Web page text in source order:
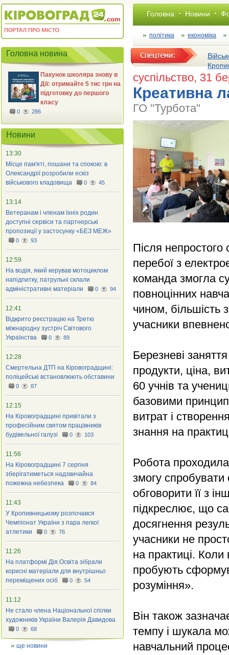
Головна Новини
політика економіка
суспільство, 31
Креативна
ГО "Турбота"
Після непростого
перебої з
команда змогла
повноцінних
чином, більшість
учасники
Березневі
продукти, ціна,
60 учнів та
базовими
витрат і
знання на
Робота
змогу спробувати
обговорити її з
підкреслює, що
досягнення
учасники не
на практиці.
пробують
розуміння».
Він також
темпу і шукала
навчальний
Головна новина
Пакунок школяра знову в
Дії: отримайте 5 тис грн на
підготовку до першого
класу
0 286
Новини
13:30
Місце пам'яті, пошани та спокою: в
Олександрії розробили ескіз
військового кладовища
0 45
13:14
Ветеранам і членам їхніх родин
доступні сервіси та партнерські
пропозиції у застосунку «БЕЗ МЕЖ»
0 93
12:59
На водія, який керував мотоциклом
напідпитку, патрульні склали
адміністративні матеріали
0 94
12:41
Відкрито реєстрацію на Третю
міжнародну зустріч Світового
Українства
0 89
12:28
Смертельна ДТП на Кіровоградщині:
поліцейські встановлюють обставини
0 87
12:15
На Кіровоградщині привітали з
професійним святом працівників
будівельної галузі
0 103
11:56
На Кіровоградщині 7 серпня
зберігатиметься надзвичайна
пожежна небезпека
0 84
11:43
У Кропивницькому розпочався
Чемпіонат України з пара легкої
атлетики
0 76
11:26
На платформі Дія.Освіта зібрали
корисні матеріали для внутрішньо
переміщених осіб
0 54
11:12
Не стало члена Національної спілки
художників України Валерія Давидова
0 68
ще новини